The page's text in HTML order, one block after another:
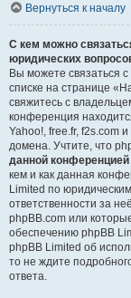
Вернуться к началу
С кем можно
юридических
Вы можете связаться
списке на странице
свяжитесь с
конференция
Yahoo!, free.fr, f2s.com
домена. Учтите, что
данной конференцией
кем и как данная
Limited по
ответственности за
phpBB.com или
обеспечению phpBB
phpBB Limited об
то не ждите
ответа.